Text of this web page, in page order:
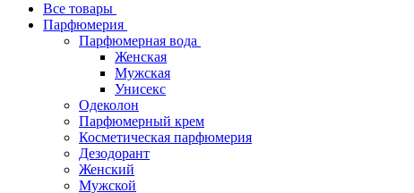
Все товары
Парфюмерия
Парфюмерная вода
Женская
Мужская
Унисекс
Одеколон
Парфюмерный крем
Косметическая парфюмерия
Дезодорант
Женский
Мужской